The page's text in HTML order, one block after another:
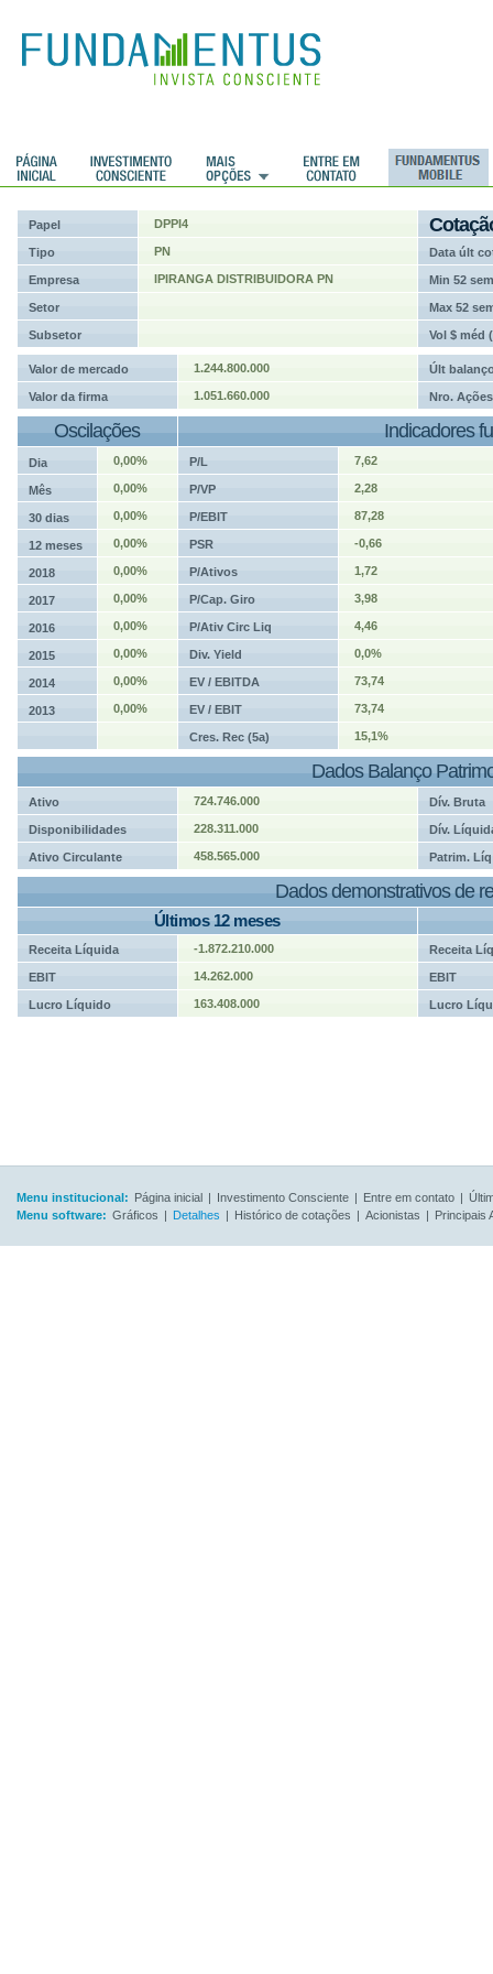
Papel DPPI4
Tipo PN Data últ
Empresa IPIRANGA DISTRIBUIDORA PN Min 52 sem
Setor Max 52
Subsetor Vol $ méd
Valor de mercado 1.244.800.000 Últ
Valor da firma 1.051.660.000 Nro. Ações
Oscilações Indicadores
Dia 0,00% P/L 7,62
Mês 0,00% P/VP 2,28
30 dias 0,00% P/EBIT 87,28
12 meses 0,00% PSR -0,66
2018 0,00% P/Ativos 1,72
2017 0,00% P/Cap. Giro 3,98
2016 0,00% P/Ativ Circ Liq 4,46
2015 0,00% Div. Yield 0,0%
2014 0,00% EV / EBITDA 73,74
2013 0,00% EV / EBIT 73,74
Cres. Rec (5a) 15,1%
Dados Balanço
Ativo 724.746.000 Dív. Bruta
Disponibilidades 228.311.000 Dív.
Ativo Circulante 458.565.000 Patrim. Líq
Dados demonstrativos de
Últimos 12 meses
Receita Líquida -1.872.210.000 Receita
EBIT 14.262.000 EBIT
Lucro Líquido 163.408.000 Lucro
Menu institucional: Página inicial | Investimento Consciente | Entre em contato |
Menu software: Gráficos | Detalhes | Histórico de cotações | Acionistas | Principais